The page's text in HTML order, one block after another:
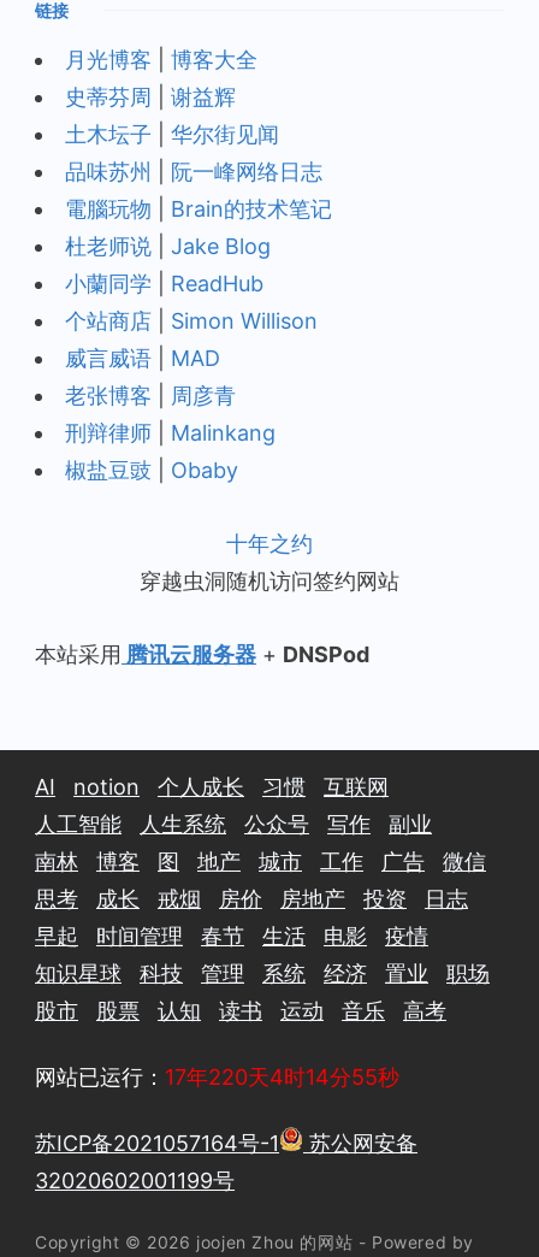
链接
月光博客
博客大全
史蒂芬周
谢益辉
土木坛子
华尔街见闻
品味苏州
阮一峰网络日志
電腦玩物
Brain的技术笔记
杜老师说
Jake Blog
小蘭同学
ReadHub
个站商店
Simon Willison
威言威语
MAD
老张博客
周彦青
刑辩律师
Malinkang
椒盐豆豉
Obaby
十年之约
穿越虫洞随机访问签约网站
本站采用 腾讯云服务器 + DNSPod
AI notion 个人成长 习惯
互联网
人工智能
人生系统 公众号 写作
副业
南林
博客 图 地产 城市 工作 广告
微信
思考
成长 戒烟 房价 房地产 投资
日志
早起
时间管理 春节 生活 电影
疫情
知识星球
科技 管理 系统 经济 置业
职场
股市
股票 认知 读书 运动 音乐 高考
网站已运行： 17年220天4时14分56秒
苏ICP备2021057164号-1
苏公网安备
32020602001199号
Copyright © 2026 joojen Zhou 的网站 - Powered by